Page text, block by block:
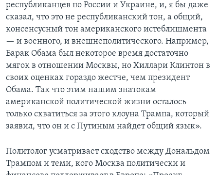
республиканцев по России и Украине, и, я бы даже
сказал, что это не республиканский тон, а общий,
консенсусный тон американского истеблишмента
— и военного, и внешнеполитического. Например,
Барак Обама был некоторое время достаточно
мягок в отношении Москвы, но Хиллари Клинтон в
своих оценках гораздо жестче, чем президент
Обама. Так что этим нашим знатокам
американской политической жизни осталось
только схватиться за этого клоуна Трампа, который
заявил, что он и с Путиным найдет общий язык».
Политолог усматривает сходство между Дональдом
Трампом и теми, кого Москва политически и